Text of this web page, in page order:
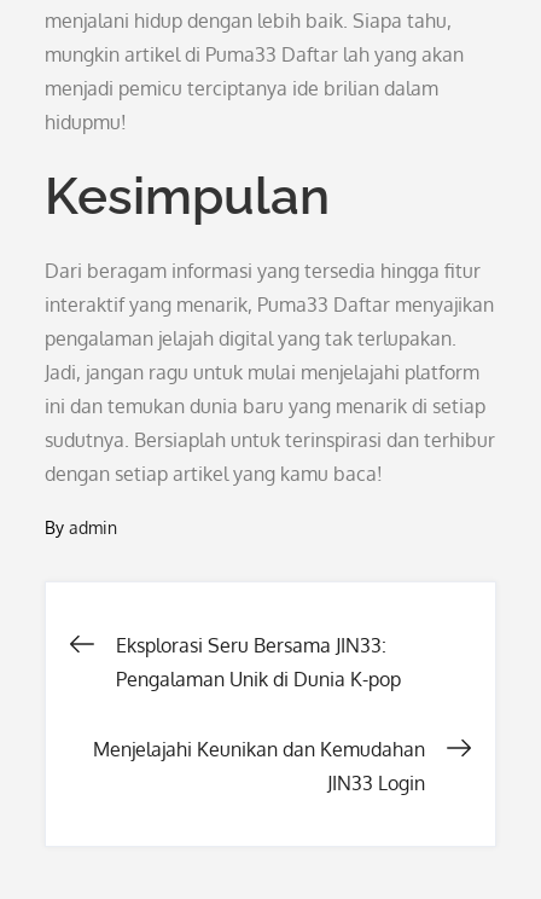
menjalani hidup dengan lebih baik. Siapa tahu,
mungkin artikel di Puma33 Daftar lah yang akan
menjadi pemicu terciptanya ide brilian dalam
hidupmu!
Kesimpulan
Dari beragam informasi yang tersedia hingga fitur
interaktif yang menarik, Puma33 Daftar menyajikan
pengalaman jelajah digital yang tak terlupakan.
Jadi, jangan ragu untuk mulai menjelajahi platform
ini dan temukan dunia baru yang menarik di setiap
sudutnya. Bersiaplah untuk terinspirasi dan terhibur
dengan setiap artikel yang kamu baca!
Byadmin
Post
Eksplorasi Seru Bersama JIN33:
Pengalaman Unik di Dunia K-pop
Menjelajahi Keunikan dan Kemudahan
JIN33 Login